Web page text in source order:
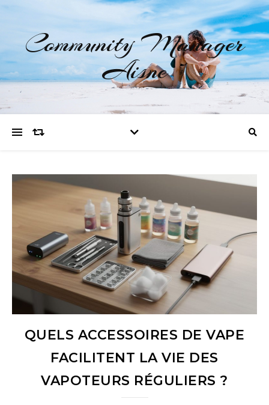
Community Manager
Aisne
QUELS ACCESSOIRES DE VAPE
FACILITENT LA VIE DES
VAPOTEURS RÉGULIERS ?